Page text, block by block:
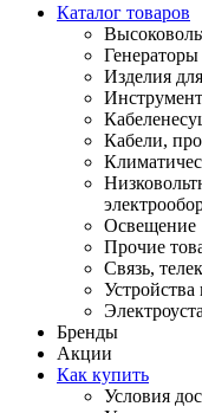
Каталог товаров
Изделия
Кабели,
Освещение
Прочие
Связь,
Устройства
Бренды
Акции
Как купить
Условия